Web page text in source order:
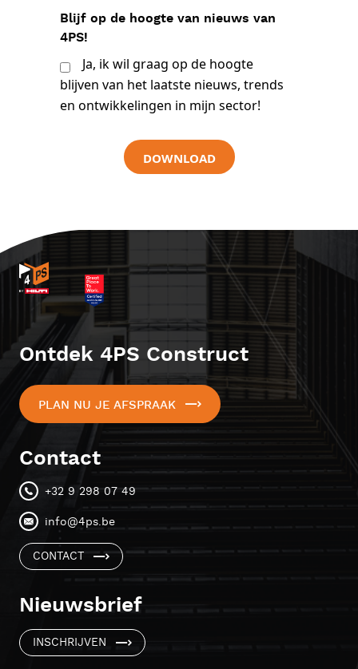
Blijf op de hoogte van nieuws van
4PS!
Ja, ik wil graag op de hoogte
blijven van het laatste nieuws, trends
en ontwikkelingen in mijn sector!
DOWNLOAD
Ontdek 4PS Construct
PLAN NU JE AFSPRAAK
Contact
+32 9 298 07 49
info@4ps.be
CONTACT
Nieuwsbrief
INSCHRIJVEN